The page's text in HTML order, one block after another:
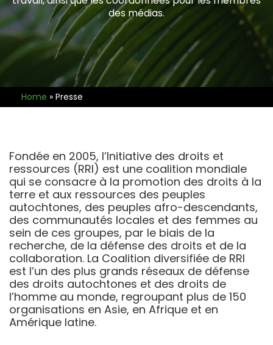
des médias.
Home » Presse
Fondée en 2005, l’Initiative des droits et
ressources (RRI) est une coalition mondiale
qui se consacre à la promotion des droits à la
terre et aux ressources des peuples
autochtones, des peuples afro-descendants,
des communautés locales et des femmes au
sein de ces groupes, par le biais de la
recherche, de la défense des droits et de la
collaboration. La Coalition diversifiée de RRI
est l’un des plus grands réseaux de défense
des droits autochtones et des droits de
l’homme au monde, regroupant plus de 150
organisations en Asie, en Afrique et en
Amérique latine.